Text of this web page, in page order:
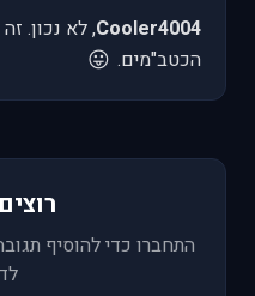
Cooler4004, לא נכון.
הכטב"מים. 😛
התחברו כדי להוסיף